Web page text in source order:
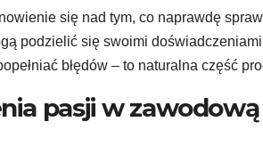
się nad tym, co naprawdę
podzielić się swoimi
błędów – to naturalna część
pasji w